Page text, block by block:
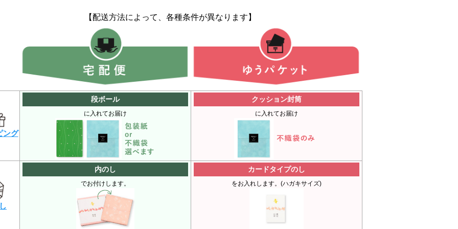
【配送方法によって、各種条件が異なります】
ング
段ボール
に入れてお届け
クッション封筒
に入れてお届け
内のし
でお付けします。
カードタイプのし
をお入れします。(ハガキサイズ)